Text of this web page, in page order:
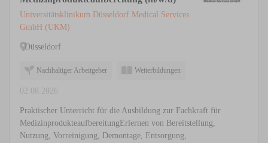
Universitätsklinikum Düsseldorf Medical Services
GmbH (UKM)
Düsseldorf
Nachhaltiger Arbeitgeber Weiterbildungen
02.08.2026
Praktischer Unterricht für die Ausbildung zur Fachkraft für
MedizinprodukteaufbereitungErlernen von Bereitstellung,
Nutzung, Vorreinigung, Demontage, Entsorgung,